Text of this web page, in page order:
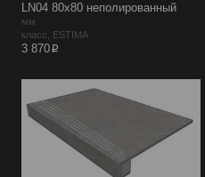
LN04 80х80 неполированный
мм
класс, ESTIMA
3 870p